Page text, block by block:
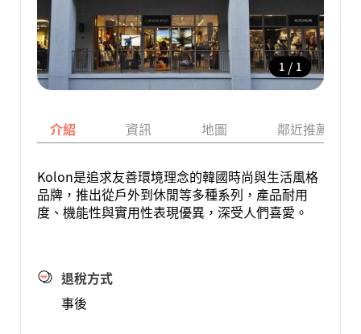
1 / 1
介紹 資訊 地圖 鄰近推薦景點
Kolon是追求友善環境理念的韓國時尚與生活風格
品牌，推出從戶外到休閒等多種系列，產品耐用
度、機能性與實用性表現優異，深受人們喜愛。
退稅方式
事後